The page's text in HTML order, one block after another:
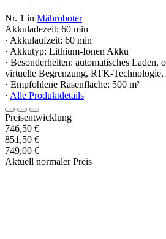
Nr. 1 in Mähroboter
Akkuladezeit: 60 min
· Akkulaufzeit: 60 min
· Akkutyp: Lithium-Ionen Akku
· Besonderheiten: automatisches Laden,
virtuelle Begrenzung, RTK-
· Empfohlene Rasenfläche: 500 m²
· Alle Produktdetails
Preisentwicklung
746,50 €
851,50 €
749,00 €
Aktuell normaler Preis